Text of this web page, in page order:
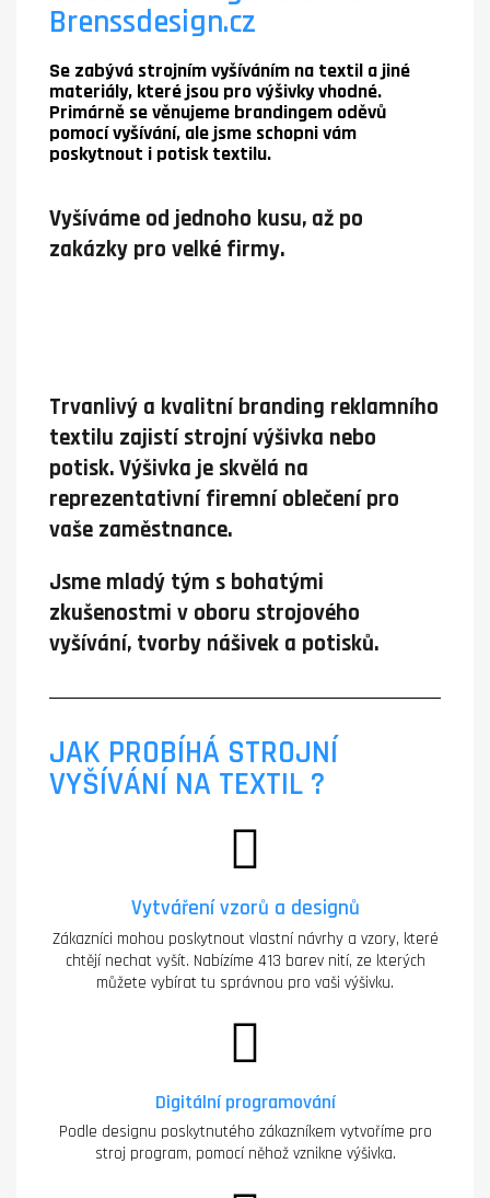
Brenssdesign.cz
Se zabývá strojním vyšíváním na textil a jiné
materiály, které jsou pro výšivky vhodné.
Primárně se věnujeme brandingem oděvů
pomocí vyšívání, ale jsme schopni vám
poskytnout i potisk textilu.
Vyšíváme od jednoho kusu, až po
zakázky pro velké firmy.
Trvanlivý a kvalitní branding reklamního
textilu zajistí strojní výšivka nebo
potisk. Výšivka je skvělá na
reprezentativní firemní oblečení pro
vaše zaměstnance.
Jsme mladý tým s bohatými
zkušenostmi v oboru strojového
vyšívání, tvorby nášivek a potisků.
JAK PROBÍHÁ STROJNÍ
VYŠÍVÁNÍ NA TEXTIL ?
Vytváření vzorů a designů
Zákazníci mohou poskytnout vlastní návrhy a vzory, které
chtějí nechat vyšít. Nabízíme 413 barev nití, ze kterých
můžete vybírat tu správnou pro vaši výšivku.
Digitální programování
Podle designu poskytnutého zákazníkem vytvoříme pro
stroj program, pomocí něhož vznikne výšivka.